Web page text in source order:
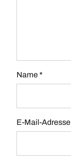
Name*
E-Mail-Adresse